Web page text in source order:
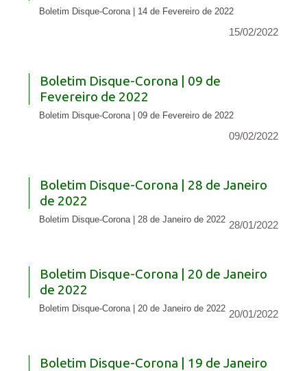
Boletim Disque-Corona | 14 de Fevereiro de 2022
15/02/2022
Boletim Disque-Corona | 09 de
Fevereiro de 2022
Boletim Disque-Corona | 09 de Fevereiro de 2022
09/02/2022
Boletim Disque-Corona | 28 de Janeiro
de 2022
Boletim Disque-Corona | 28 de Janeiro de 2022 28/01/2022
Boletim Disque-Corona | 20 de Janeiro
de 2022
Boletim Disque-Corona | 20 de Janeiro de 2022 20/01/2022
Boletim Disque-Corona | 19 de Janeiro